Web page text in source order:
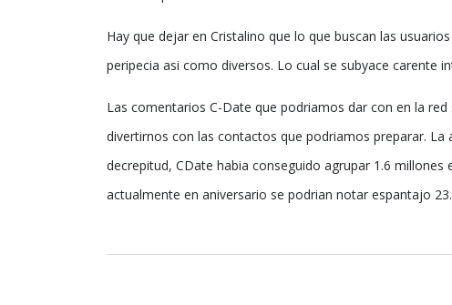
Hay que dejar en Cristalino que lo que buscan las
peripecia asi como diversos. Lo cual se subyace carente
Las comentarios C-Date que podriamos dar con en la
divertirnos con las contactos que podriamos preparar.
decrepitud, CDate habia conseguido agrupar 1.6
actualmente en aniversario se podrian notar espantajo